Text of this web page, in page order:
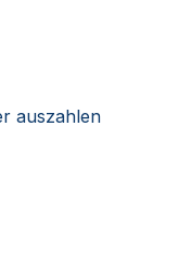
auszahlen